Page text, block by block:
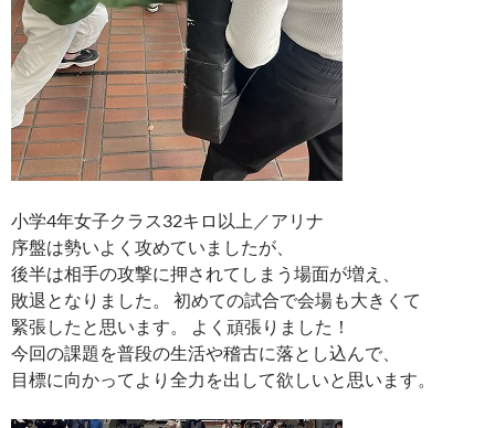
小学4年女子クラス32キロ以上／アリナ
序盤は勢いよく攻めていましたが、
後半は相手の攻撃に押されてしまう場面が増え、
敗退となりました。 初めての試合で会場も大きくて
緊張したと思います。 よく頑張りました！
今回の課題を普段の生活や稽古に落とし込んで、
目標に向かってより全力を出して欲しいと思います。